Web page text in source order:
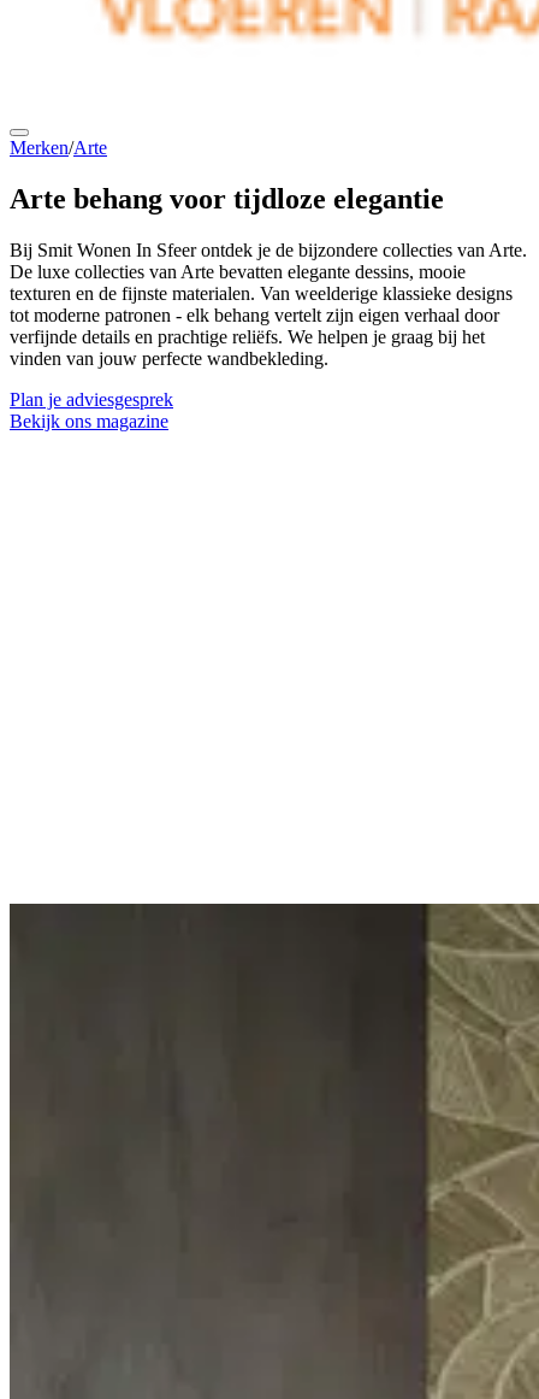
Merken/Arte
Arte behang voor tijdloze elegantie
Bij Smit Wonen In Sfeer ontdek je de bijzondere collecties van Arte.
De luxe collecties van Arte bevatten elegante dessins, mooie
texturen en de fijnste materialen. Van weelderige klassieke designs
tot moderne patronen - elk behang vertelt zijn eigen verhaal door
verfijnde details en prachtige reliëfs. We helpen je graag bij het
vinden van jouw perfecte wandbekleding.
Plan je adviesgesprek
Bekijk ons magazine